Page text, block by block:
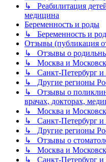
↳ Реабилитация
медицина
Беременность и роды
↳ Беременность и
Отзывы (публикация
↳ Отзывы о
↳ Москва и
↳ Санкт-Петербург и
↳ Другие регионы
↳ Отзывы о
врачах, докторах,
↳ Москва и
↳ Санкт-Петербург и
↳ Другие регионы
↳ Отзывы о
↳ Москва и
↳ Санкт-Петербург и